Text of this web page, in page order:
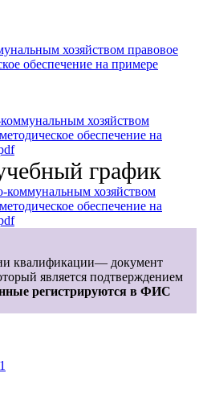
хозяйством правовое
обеспечение на примере
хозяйством
обеспечение на
график
хозяйством
обеспечение на
квалификации— документ
является подтверждением
регистрируются в ФИС